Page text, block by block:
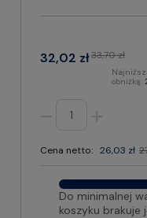
32,02 zł33,70 zł
obniżką:
Cena netto: 26,03 zł
Do minimalnej
koszyku brakuje